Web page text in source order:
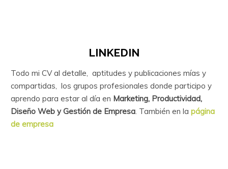
LINKEDIN
Todo mi CV al detalle, aptitudes y publicaciones mías y
compartidas, los grupos profesionales donde participo y
aprendo para estar al día en Marketing, Productividad,
Diseño Web y Gestión de Empresa. También en la página
de empresa